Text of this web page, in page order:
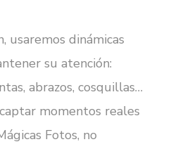
usaremos dinámicas
su atención:
abrazos, cosquillas…
momentos reales
Fotos, no